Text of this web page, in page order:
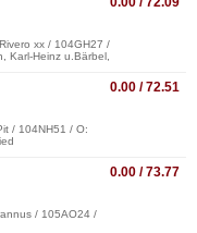
xx / 104GH27 /
Karl-Heinz u.Bärbel,
0.00 / 72.51
/ 104NH51 / O:
0.00 / 73.77
/ 105AO24 /